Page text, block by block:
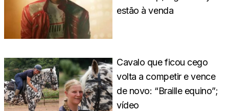
estão à venda
Cavalo que ficou cego
volta a competir e vence
de novo: “Braille equino”;
vídeo